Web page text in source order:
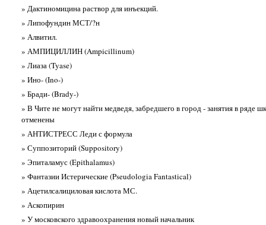
» Дактиномицина раствор для инъекций.
» Липофундин МСТ/?н
» Алвитил.
» АМПИЦИЛЛИН (Ampicillinum)
» Лиаза (Tyase)
» Ино- (Ino-)
» Бради- (Brady-)
» В Чите не могут найти медведя, забредшего в город - занятия в ряде
отменены
» АНТИСТРЕСС Леди с формула
» Суппозиторий (Suppository)
» Эпиталамус (Epithalamus)
» Фантазии Истерические (Pseudologia Fantastical)
» Ацетилсалициловая кислота МС.
» Аскопирин
» У московского здравоохранения новый начальник